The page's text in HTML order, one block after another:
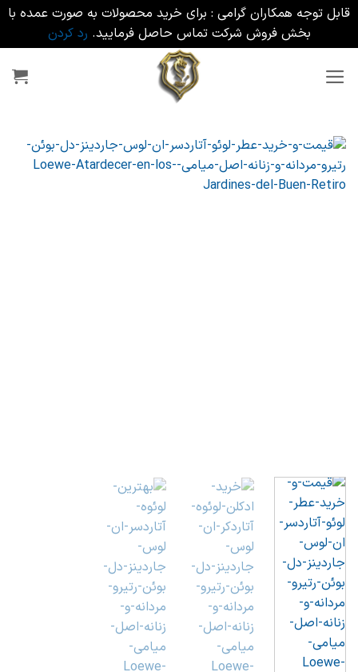
قابل توجه همکاران گرامی : برای خرید محصولات به صورت عمده با
بخش فروش شرکت تماس حاصل فرمایید. رد کردن